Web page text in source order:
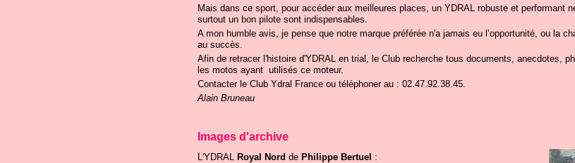
Mais dans ce sport, pour accéder aux meilleures places, un YDRAL robuste et performant
surtout un bon pilote sont indispensables.
A mon humble avis, je pense que notre marque préférée n'a jamais eu l’opportunité, ou la
au succès.
Afin de retracer l'histoire d'YDRAL en trial, le Club recherche tous documents, anecdotes,
les motos ayant utilisés ce moteur.
Contacter le Club Ydral France ou téléphoner au : 02.47.92.38.45.
Alain Bruneau
Images d'archive
L'YDRAL Royal Nord de Philippe Bertuel :